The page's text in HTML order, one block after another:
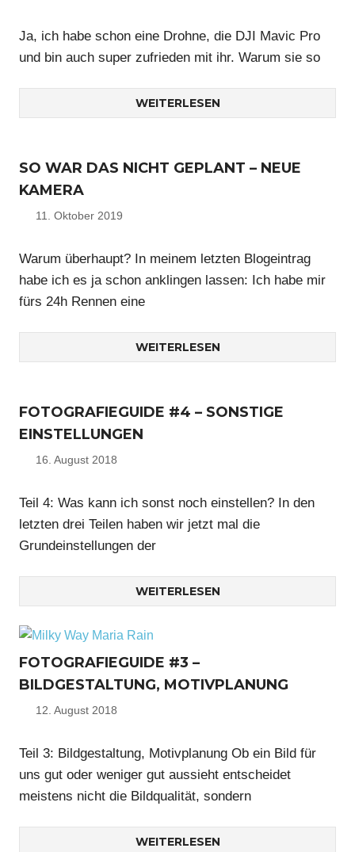
Ja, ich habe schon eine Drohne, die DJI Mavic Pro
und bin auch super zufrieden mit ihr. Warum sie so
WEITERLESEN
SO WAR DAS NICHT GEPLANT – NEUE
KAMERA
11. Oktober 2019
Warum überhaupt? In meinem letzten Blogeintrag
habe ich es ja schon anklingen lassen: Ich habe mir
fürs 24h Rennen eine
WEITERLESEN
FOTOGRAFIEGUIDE #4 – SONSTIGE
EINSTELLUNGEN
16. August 2018
Teil 4: Was kann ich sonst noch einstellen? In den
letzten drei Teilen haben wir jetzt mal die
Grundeinstellungen der
WEITERLESEN
FOTOGRAFIEGUIDE #3 –
BILDGESTALTUNG, MOTIVPLANUNG
12. August 2018
Teil 3: Bildgestaltung, Motivplanung Ob ein Bild für
uns gut oder weniger gut aussieht entscheidet
meistens nicht die Bildqualität, sondern
WEITERLESEN